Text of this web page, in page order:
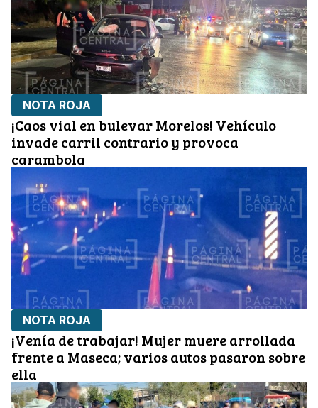
NOTA ROJA
¡Caos vial en bulevar Morelos! Vehículo
invade carril contrario y provoca
carambola
NOTA ROJA
¡Venía de trabajar! Mujer muere arrollada
frente a Maseca; varios autos pasaron sobre
ella